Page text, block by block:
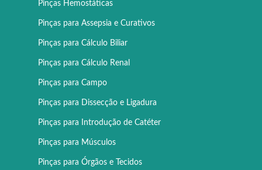
Pinças Hemostáticas
Pinças para Assepsia e Curativos
Pinças para Cálculo Biliar
Pinças para Cálculo Renal
Pinças para Campo
Pinças para Dissecção e Ligadura
Pinças para Introdução de Catéter
Pinças para Músculos
Pinças para Órgãos e Tecidos